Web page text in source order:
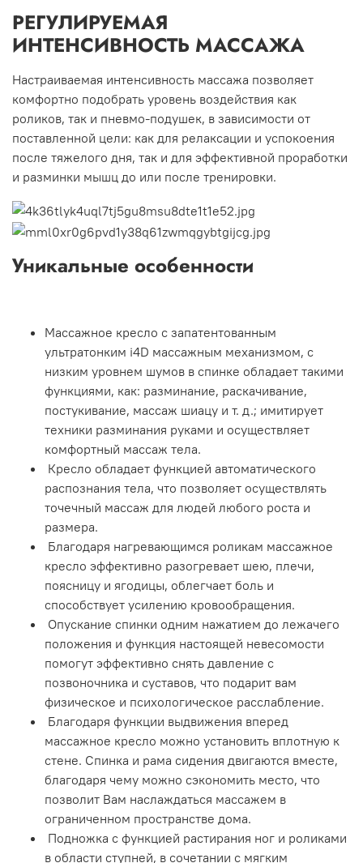
РЕГУЛИРУЕМАЯ
ИНТЕНСИВНОСТЬ МАССАЖА
Настраиваемая интенсивность массажа позволяет
комфортно подобрать уровень воздействия как
роликов, так и пневмо-подушек, в зависимости от
поставленной цели: как для релаксации и успокоения
после тяжелого дня, так и для эффективной проработки
и разминки мышц до или после тренировки.
Уникальные особенности
Массажное кресло с запатентованным
ультратонким i4D массажным механизмом, с
низким уровнем шумов в спинке обладает такими
функциями, как: разминание, раскачивание,
постукивание, массаж шиацу и т. д.; имитирует
техники разминания руками и осуществляет
комфортный массаж тела.
Кресло обладает функцией автоматического
распознания тела, что позволяет осуществлять
точечный массаж для людей любого роста и
размера.
Благодаря нагревающимся роликам массажное
кресло эффективно разогревает шею, плечи,
поясницу и ягодицы, облегчает боль и
способствует усилению кровообращения.
Опускание спинки одним нажатием до лежачего
положения и функция настоящей невесомости
помогут эффективно снять давление с
позвоночника и суставов, что подарит вам
физическое и психологическое расслабление.
Благодаря функции выдвижения вперед
массажное кресло можно установить вплотную к
стене. Спинка и рама сидения двигаются вместе,
благодаря чему можно сэкономить место, что
позволит Вам наслаждаться массажем в
ограниченном пространстве дома.
Подножка с функцией растирания ног и роликами
в области ступней, в сочетании с мягким